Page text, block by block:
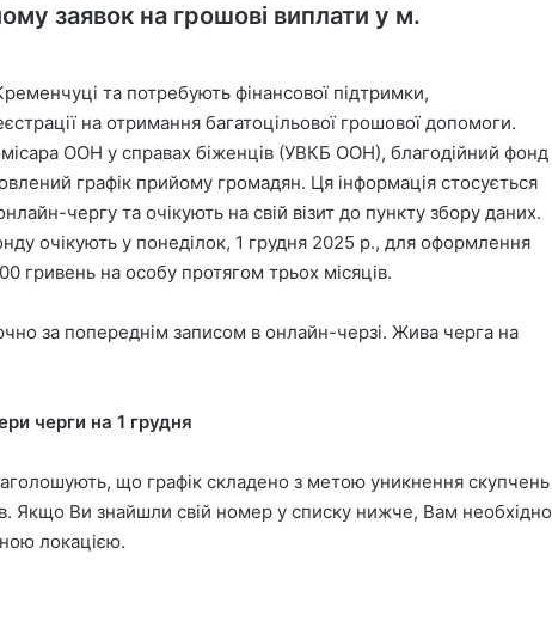
заявок на грошові виплати у м.
та потребують фінансової підтримки,
на отримання багатоцільової грошової допомоги.
ООН у справах біженців (УВКБ ООН), благодійний фонд
графік прийому громадян. Ця інформація стосується
чергу та очікують на свій візит до пункту збору даних.
очікують у понеділок, 1 грудня 2025 р., для оформлення
гривень на особу протягом трьох місяців.
за попереднім записом в онлайн-черзі. Жива черга на
черги на 1 грудня
що графік складено з метою уникнення скупчень
Якщо Ви знайшли свій номер у списку нижче, Вам необхідно
локацією.